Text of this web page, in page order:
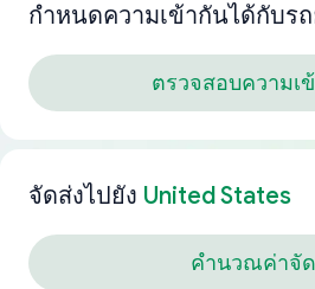
กำหนดความเข้ากันได้กับร
ตรวจสอบความเ
จัดส่งไปยัง United States
คำนวณค่าจั